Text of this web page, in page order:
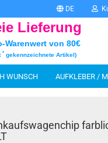
DE
Lieferung
Warenwert von 80€
* gekennzeichnete Artikel)
WUNSCH AUFKLEBER /